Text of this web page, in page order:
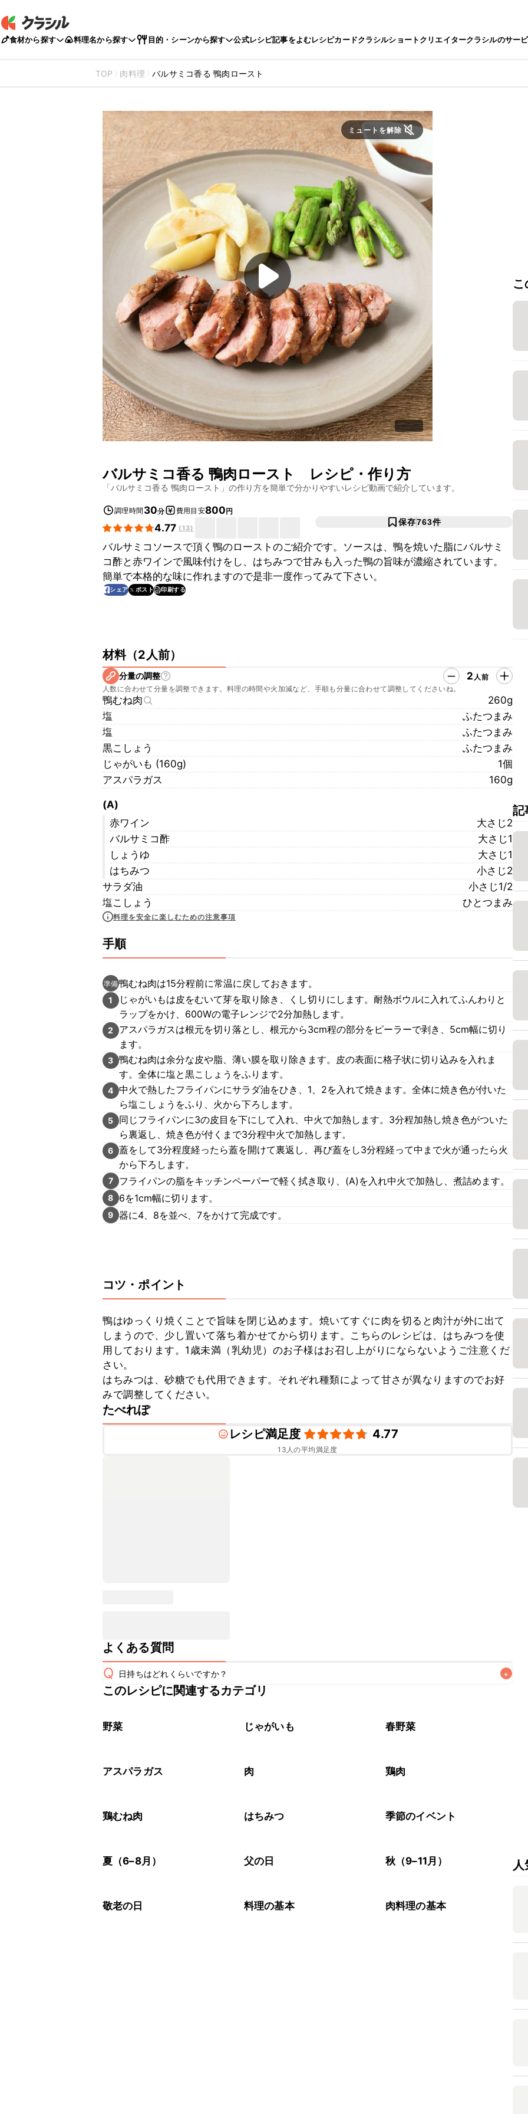
食材から探す 料理名から探す 目的・シーンから探す 公式レシピ記事をよむレシピカードクラシルショートクリエイタークラシルのサー
TOP 肉料理 バルサミコ香る 鴨肉ロースト
ミュートを解除
バルサミコ香る 鴨肉ロースト レシピ・作り方
「バルサミコ香る 鴨肉ロースト 」の作り方を簡単で分かりやすいレシピ動画で紹介しています。
調理時間 30分 費用目安800円
4.77 (13)
保存763件
バルサミコソースで頂く鴨のローストのご紹介です。ソースは、鴨を焼いた脂にバルサミ
コ酢と赤ワインで風味付けをし、はちみつで甘みも入った鴨の旨味が濃縮されています。
簡単で本格的な味に作れますので是非一度作ってみて下さい。
シェア ポスト 印刷する
材料（2人前）
分量の調整 2 人前
人数に合わせて分量を調整できます。料理の時間や火加減など、手順も分量に合わせて調整してくださいね。
鴨むね肉
260g
塩
ふたつまみ
塩
ふたつまみ
黒こしょう
ふたつまみ
じゃがいも (160g)
1個
アスパラガス
160g
(A)
赤ワイン
大さじ2
バルサミコ酢
大さじ1
しょうゆ
大さじ1
はちみつ
小さじ2
サラダ油
小さじ1/2
塩こしょう
ひとつまみ
料理を安全に楽しむための注意事項
手順
準備鴨むね肉は15分程前に常温に戻しておきます。
1
じゃがいもは皮をむいて芽を取り除き、くし切りにします。耐熱ボウルに入れてふんわりと
ラップをかけ、600Wの電子レンジで2分加熱します。
2
アスパラガスは根元を切り落とし、根元から3cm程の部分をピーラーで剥き、5cm幅に切り
ます。
3 鴨むね肉は余分な皮や脂、薄い膜を取り除きます。皮の表面に格子状に切り込みを入れま
す。全体に塩と黒こしょうをふります。
4 中火で熱したフライパンにサラダ油をひき、1、2を入れて焼きます。全体に焼き色が付いた
ら塩こしょうをふり、火から下ろします。
5
同じフライパンに3の皮目を下にして入れ、中火で加熱します。3分程加熱し焼き色がついた
ら裏返し、焼き色が付くまで3分程中火で加熱します。
6 蓋をして3分程度経ったら蓋を開けて裏返し、再び蓋をし3分程経って中まで火が通ったら火
から下ろします。
7 フライパンの脂をキッチンペーパーで軽く拭き取り、(A)を入れ中火で加熱し、煮詰めます。
8 6を1cm幅に切ります。
9 器に4、8を並べ、7をかけて完成です。
コツ・ポイント
鴨はゆっくり焼くことで旨味を閉じ込めます。焼いてすぐに肉を切ると肉汁が外に出て
しまうので、少し置いて落ち着かせてから切ります。こちらのレシピは、はちみつを使
用しております。1歳未満（乳幼児）のお子様はお召し上がりにならないようご注意くだ
さい。
はちみつは、砂糖でも代用できます。それぞれ種類によって甘さが異なりますのでお好
みで調整してください。
たべれぽ
レシピ満足度
4.77
13 人の平均満足度
よくある質問
Q 日持ちはどれくらいですか？ +
保存期間は冷蔵で翌日中が目安です。なるべくお早めにお召し上がりください。
※日持ちは目安です。
このレシピに関連するカテゴリ
野菜 じゃがいも 春野菜
アスパラガス 肉 鶏肉
鶏むね肉 はちみつ 季節のイベント
夏（6–8月） 父の日 秋（9–11月）
敬老の日 料理の基本 肉料理の基本
記